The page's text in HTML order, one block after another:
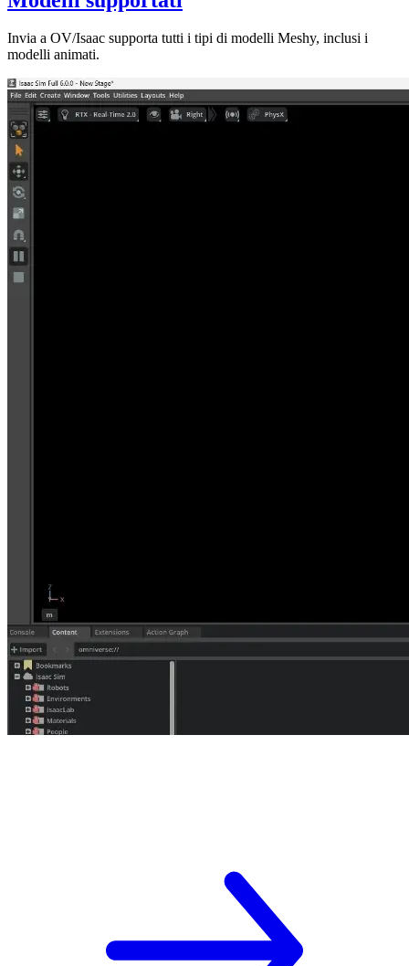
Invia a OV/Isaac supporta tutti i tipi di modelli Meshy, inclusi i
modelli animati.